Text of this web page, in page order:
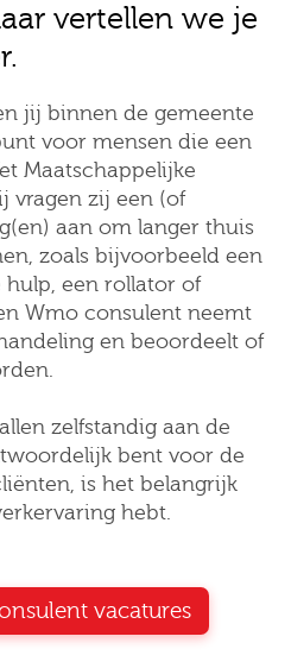
vertellen we je
jij binnen de gemeente
voor mensen die een
Maatschappelijke
vragen zij een (of
aan om langer thuis
zoals bijvoorbeeld een
een rollator of
Wmo consulent neemt
en beoordeelt of
zelfstandig aan de
bent voor de
is het belangrijk
hebt.
vacatures